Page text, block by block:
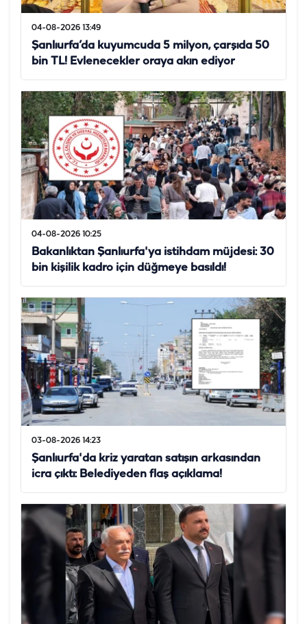
04-08-2026 13:49
Şanlıurfa’da kuyumcuda 5 milyon, çarşıda 50
bin TL! Evlenecekler oraya akın ediyor
04-08-2026 10:25
Bakanlıktan Şanlıurfa'ya istihdam müjdesi: 30
bin kişilik kadro için düğmeye basıldı!
03-08-2026 14:23
Şanlıurfa'da kriz yaratan satışın arkasından
icra çıktı: Belediyeden flaş açıklama!